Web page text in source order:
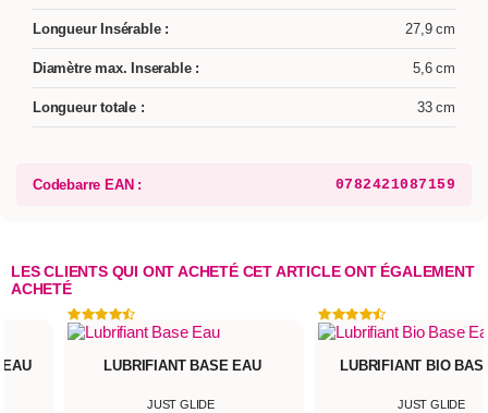
Longueur Insérable : 27,9 cm
Diamètre max. Inserable : 5,6 cm
Longueur totale : 33 cm
Codebarre EAN : 0782421087159
LES CLIENTS QUI ONT ACHETÉ CET ARTICLE ONT ÉGALEMENT
ACHETÉ
LUBRIFIANT BASE EAU
JUST GLIDE
LUBRIFIANT BIO
JUST GLIDE